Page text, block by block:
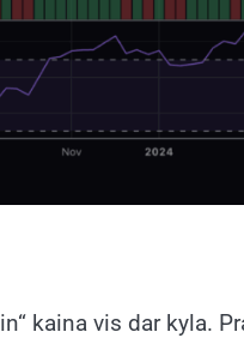
kaina vis dar kyla.